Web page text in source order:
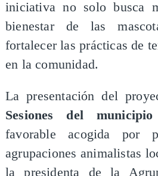
iniciativa no solo busca
bienestar de las
fortalecer las prácticas de
en la comunidad.
La presentación del
Sesiones del municipio
favorable acogida por
agrupaciones animalistas
la presidenta de la